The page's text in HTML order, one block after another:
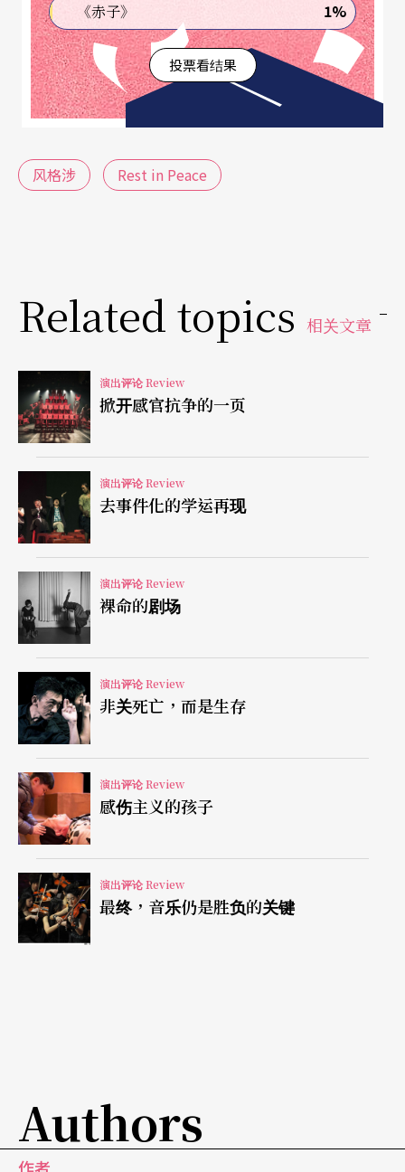
的机车大灯乍亮，演员像鬼影一样逆著光逼向台
前，好像复仇者联盟来讨回公道，可是他们并未发
动攻击，只是静静地站在那里。
他们究竟是谁？来做什么？接下来静默的表演恐怕
只有更悬疑：演员默默脱掉身上的服饰配件，像是
在缴回个人生前物品，可是脱到几近赤裸，又在转
实中受伤，所以刚刚越过边界逃到这里避难。这里
是哪里？无疑是剧场，也极可能是网路世界，总之
如上述，这出戏的力道，来自于它总是耐著性子，
硬是不将压迫感推向爆点，不将语意模糊说破，就
连换场都可以长时间处在视线不佳的昏暗中，可惜
当它终于忍不住大声表露情感的时候就露馅了，一
瞬间，黑蒙蒙的演员都现形了，从捉摸不定、漫游
边境的群鬼，被打回上线后容易感伤的动物。
（如何不）消费死亡
典型渲染感伤的段落，是众演员一边「上左右下踏
点点踏点点」念口诀，一边舞步愈跳愈快，快到有
人不支倒地也不停止，只见一个身影满场跑，对著
躺在地上抽搐的身体「咻咻」叫，状似急救。这俨
然是一幅青春受难图，虽然舞蹈动作以分解动作的
口诀同步配音这类手法很搞笑，但是倒下的身体一
再为哀伤的情绪加码，直到舞台深处一个女孩抱著
舞厅水晶球，孤独地看著墙上流转的光影，另一个
女孩哼起《天空之城》的主题曲，实在令人一不小
在舞台前缘，不过这次，他们不但是在无言的静默
之中，更沉浸在无光的黑暗里，只听见有人吐水，
《赤子》 1%
投票看结果
风格涉 Rest in Peace
Related topics 相关文章
演出评论 Review
掀开感官抗争的一页
演出评论 Review
去事件化的学运再现
演出评论 Review
裸命的剧场
演出评论 Review
非关死亡，而是生存
演出评论 Review
感伤主义的孩子
演出评论 Review
最终，音乐仍是胜负的关键
Authors
作者